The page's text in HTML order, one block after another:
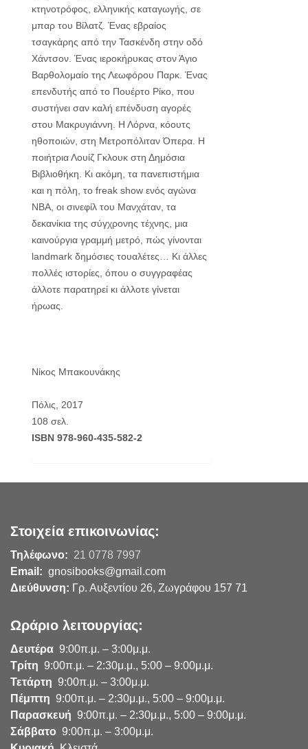
κτηνοτρόφος, ελληνικής καταγωγής, σε
μπαρ του Βίλατζ. Ένας εβραίος
τσαγκάρης από την Τασκένδη στην οδό
Χάντσον. Ένας ιεροκήρυκας στον Άγιο
Βαρθολομαίο της Λεωφόρου Παρκ. Ένας
επενδυτής από το Πουέρτο Ρίκο, που
συστήνει σαν καλή επένδυση αγορές
στου Μακρυγιάννη. Η Λόρνα, κόουτς
ηθοποιών, στη Μετροπόλιταν Όπερα. Η
ποιήτρια Λουίζ Γκλουκ στη Δημόσια
Βιβλιοθήκη. Κι ακόμη, τα πανεπιστήμια
και η πόλη, τo freak show ενός αγώνα
ΝΒΑ, οι σινεφίλ του Μανχάταν, τα
δεκανίκια της σύγχρονης τέχνης, μια
καινούργια γραμμή μετρό, πώς γίνονται
landmark δημόσιες τουαλέτες… Κι άλλες
πολλές ιστορίες, όπου ο συγγραφέας
άλλοτε παρατηρεί κι άλλοτε γίνεται
ήρωας.
Νίκος Μπακουνάκης
Πόλις, 2017
108 σελ.
ISBN 978-960-435-582-2
Στοιχεία επικοινωνίας:
Τηλέφωνο: 21 0778 7997
Email: gnosibooks@gmail.com
Διεύθυνση: Γρ. Αυξεντίου 26, Ζωγράφου 157 71
Ωράριο λειτουργίας:
Δευτέρα 9:00π.μ. – 3:00μ.μ.
Τρίτη 9:00π.μ. – 2:30μ.μ., 5:00 – 9:00μ.μ.
Τετάρτη 9:00π.μ. – 3:00μ.μ.
Πέμπτη 9:00π.μ. – 2:30μ.μ., 5:00 – 9:00μ.μ.
Παρασκευή 9:00π.μ. – 2:30μ.μ., 5:00 – 9:00μ.μ.
Σάββατο 9:00π.μ. – 3:00μ.μ.